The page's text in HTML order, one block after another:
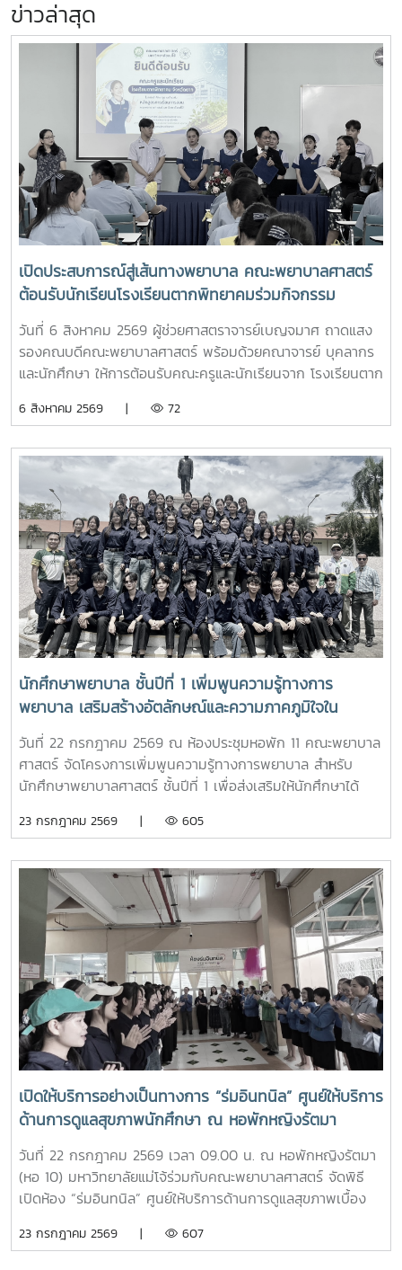
ข่าวล่าสุด
เปิดประสบการณ์สู่เส้นทางพยาบาล คณะพยาบาลศาสตร์
ต้อนรับนักเรียนโรงเรียนตากพิทยาคมร่วมกิจกรรม
"Future Nurse Portfolio"
วันที่ 6 สิงหาคม 2569 ผู้ช่วยศาสตราจารย์เบญจมาศ ถาดแสง
รองคณบดีคณะพยาบาลศาสตร์ พร้อมด้วยคณาจารย์ บุคลากร
และนักศึกษา ให้การต้อนรับคณะครูและนักเรียนจาก โรงเรียนตาก
ศึกษาต่อด้านพยาบาลศาสตร์ ณ ห้อง E403 ชั้น 4ในการนี้ ผู้
หลักสูตรพยาบาลศาสตร์ ได้แนะนำหลักสูตรพยาบาลศาสตร
บัณฑิต การจัดการเรียนการสอน การฝึกปฏิบัติ คุณสมบัติผู้
สมัคร และแนวทางการศึกษาต่อ เพื่อให้นักเรียนได้รับข้อมูลที่ถูก
ต้อง สามารถนำไปใช้ประกอบการวางแผนศึกษาต่อระดับ
อุดมศึกษาพร้อมกันนี้ ตัวแทนนักศึกษาพยาบาลชั้นปีที่ 4 ได้ร่วม
แลกเปลี่ยนประสบการณ์การเรียน การใช้ชีวิตในรั้วมหาวิทยาลัย
การฝึกงาน เพื่อสร้างแรงบันดาลใจให้กับน้องๆผ่านกิจกรรม
Student Talkช่วงท้ายของกิจกรรม คณะนักเรียนได้เยี่ยมชมห้อง
ปฏิบัติการพยาบาล ตามกิจกรรม “Future Nurse Portfolio”
ทดลองฝึกปฏิบัติทักษะทางการพยาบาลเบื้องต้น อาทิ การวัด
สัญญาณชีพ การช่วยฟื้นคืนชีพ (CPR) การฝึกพันผ้า การฝึก
ทักษะการฉีดยาเบื้องต้นกับหุ่นจำลอง และกายวิพากษ์ โดยมี
อาจารย์และนักศึกษาพยาบาลคอยให้คำแนะนำอย่างใกล้ชิด
บรรยากาศเต็มไปด้วยความอบอุ่น สนุกสนาน เป็นกันเอง
นักเรียนให้ความสนใจเข้าร่วมกิจกรรมเป็นอย่างมาก ตลอดจนซัก
ถามแลกเปลี่ยนความคิดเห็นกับคณาจารย์และรุ่นพี่นักศึกษาใน
เวลาอ่านหนังสือ เป็นต้นอย่างไรก็ตาม การศึกษาดูงานครั้งนี้
แรงบันดาลใจแก่นักเรียนในการก้าวสู่การเป็นบุคลากรทางการ
พยาบาลในอนาคตต่อไป
6 สิงหาคม 2569 | 72
นักศึกษาพยาบาล ชั้นปีที่ 1 เพิ่มพูนความรู้ทางการ
พยาบาล เสริมสร้างอัตลักษณ์และความภาคภูมิใจใน
สถาบัน ภายใต้รายวิชา แม่โจ้วิถีใหม่
วันที่ 22 กรกฎาคม 2569 ณ ห้องประชุมหอพัก 11 คณะพยาบาล
ศาสตร์ จัดโครงการเพิ่มพูนความรู้ทางการพยาบาล สำหรับ
นักศึกษาพยาบาลศาสตร์ ชั้นปีที่ 1 เพื่อส่งเสริมให้นักศึกษาได้
มหาวิทยาลัย ตลอดจนปลูกฝังความภาคภูมิใจในความเป็น “ลูก
วิถีใหม่ (11701001)ในการนี้ รองศาสตราจารย์ ดร.เทพ พงษ์พา
นิช นายกสภามหาวิทยาลัยแม่โจ้ พร้อมด้วย นายพงษ์พิพัฒน์
ราชจันทร์ หัวหน้างานพัฒนานักศึกษาและศิษย์เก่าสัมพันธ์ ใน
ฐานะอาจารย์ประจำรายวิชา ร่วมให้ความรู้เกี่ยวกับประวัติความ
เป็นมา ปรัชญา และอัตลักษณ์ของมหาวิทยาลัยแม่โจ้ เพื่อสร้าง
ความเข้าใจและความผูกพันต่อสถาบันโอกาสนี้ รองศาสตราจารย์
ดร.เทพ พงษ์พานิช ได้เน้นย้ำให้นักศึกษาเรียนรู้รากเหง้าความ
เป็นแม่โจ้ มีความภาคภูมิใจในสถาบัน มีพลังใจในการศึกษา ยึด
มั่นและดำเนินตามรอยคุณงามความดีของปูชนียบุคคล ประพฤติ
ตนเป็นคนดี มีความรับผิดชอบ ยึดถืออัตลักษณ์ของนักศึกษา
พยาบาลศาสตร์ มหาวิทยาลัยแม่โจ้ ที่ว่า “งามสง่า จิตอาสา
อดทน สู้งาน” เพื่อเติบโตเป็นบัณฑิตพยาบาลที่มีคุณภาพ เป็น
กำลังสำคัญของสังคมในอนาคตพร้อมกันนี้ นายนพกิจ แผ่พร
รักษาการหัวหน้างานหอพักนักศึกษา ได้บรรยายภาพรวมการ
ดำเนินงานของหอพักนักศึกษา พร้อมแนะนำระบบการดูแลและ
การใช้ชีวิตในรั้วมหาวิทยาลัย และ นายวิทชัย สุขเพราะนา หัวหน้า
การอนุรักษ์ศิลปวัฒนธรรม และกิจกรรมส่งเสริมคุณลักษณะอัน
23 กรกฎาคม 2569 | 605
เปิดให้บริการอย่างเป็นทางการ “ร่มอินทนิล” ศูนย์ให้บริการ
ด้านการดูแลสุขภาพนักศึกษา ณ หอพักหญิงรัตมา
วันที่ 22 กรกฎาคม 2569 เวลา 09.00 น. ณ หอพักหญิงรัตมา
(หอ 10) มหาวิทยาลัยแม่โจ้ร่วมกับคณะพยาบาลศาสตร์ จัดพิธี
เปิดห้อง “ร่มอินทนิล” ศูนย์ให้บริการด้านการดูแลสุขภาพเบื้อง
ดร.เทพ พงษ์พานิช นายกสภามหาวิทยาลัยแม่โจ้ เป็นประธานใน
23 กรกฎาคม 2569 | 607